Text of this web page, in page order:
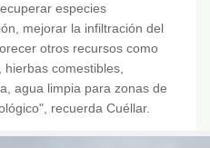
especies
mejorar la infiltración del
otros recursos como
comestibles,
agua limpia para zonas de
recuerda Cuéllar.